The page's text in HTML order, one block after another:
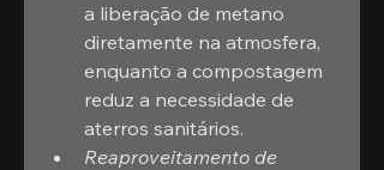
a liberação de metano
diretamente na atmosfera,
enquanto a compostagem
reduz a necessidade de
aterros sanitários.
Reaproveitamento de